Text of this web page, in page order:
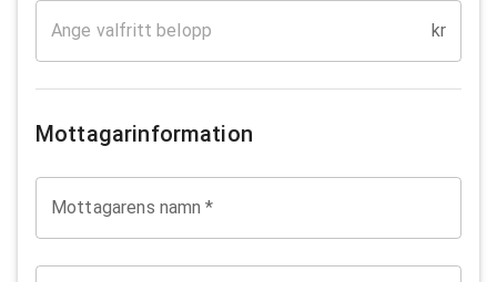
kr
Mottagarinformation
Mottagarens namn *